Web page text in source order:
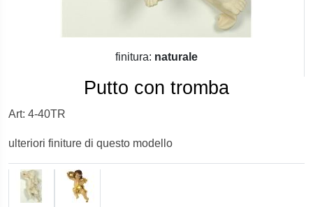
finitura: naturale
Putto con tromba
Art: 4-40TR
ulteriori finiture di questo modello